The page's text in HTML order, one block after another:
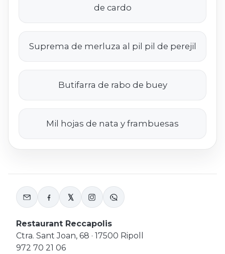
de cardo
Suprema de merluza al pil pil de perejil
Butifarra de rabo de buey
Mil hojas de nata y frambuesas
Restaurant Reccapolis
Ctra. Sant Joan, 68 · 17500 Ripoll
972 70 21 06